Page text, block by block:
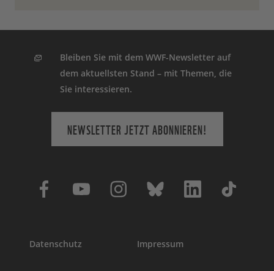
Bleiben Sie mit dem WWF-Newsletter auf
dem aktuellsten Stand – mit Themen, die
Sie interessieren.
NEWSLETTER JETZT ABONNIEREN!
Datenschutz Impressum